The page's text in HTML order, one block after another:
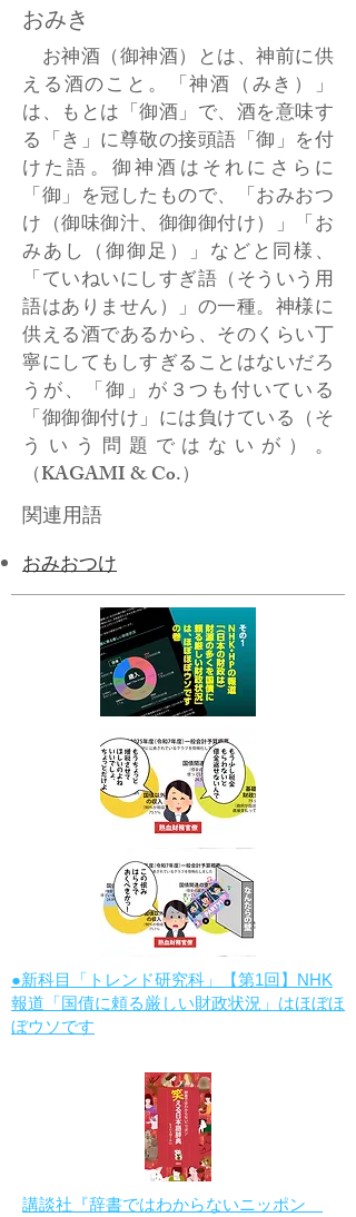
おみき
お神酒（御神酒）とは、神前に供
える酒のこと。「神酒（みき）」
は、もとは「御酒」で、酒を意味す
る「き」に尊敬の接頭語「御」を付
けた語。御神酒はそれにさらに
「御」を冠したもので、「おみおつ
け（御味御汁、御御御付け）」「お
みあし（御御足）」などと同様、
「ていねいにしすぎ語（そういう用
語はありません）」の一種。神様に
供える酒であるから、そのくらい丁
寧にしてもしすぎることはないだろ
うが、「御」が３つも付いている
「御御御付け」には負けている（そ
ういう問題ではないが）。
（KAGAMI & Co.）
関連用語
​おみおつけ
●新科目「トレンド研究科」【第1回】NHK
報道「国債に頼る厳しい財政状況」はほぼほ
ぼウソです
講談社『辞書ではわからないニッポン